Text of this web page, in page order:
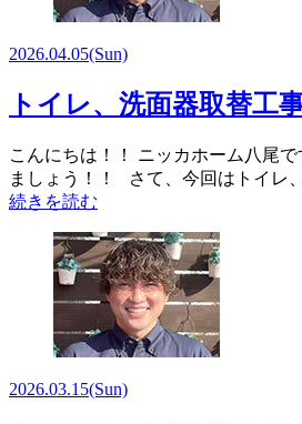
2026.04.05(Sun)
トイレ、洗面器取替工
こんにちは！！ ニッカホーム八尾
ましょう！！ さて、今回はトイレ
続きを読む
2026.03.15(Sun)